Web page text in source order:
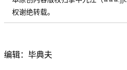
权谢绝转载。
编辑：毕典夫